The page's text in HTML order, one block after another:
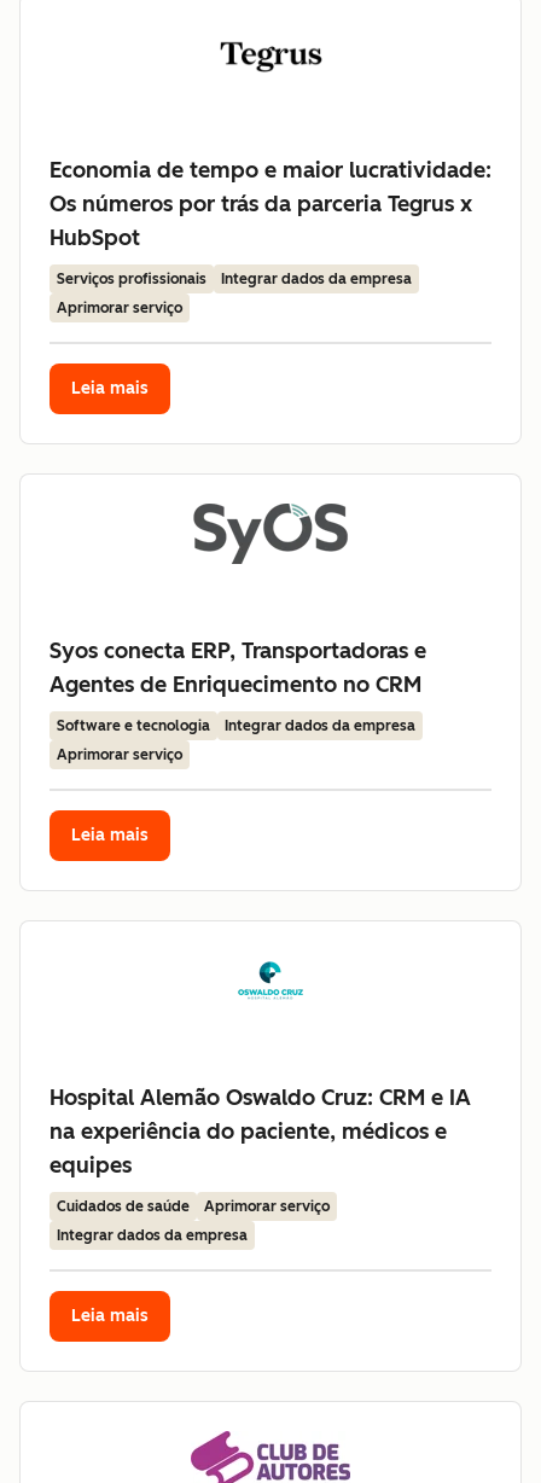
Economia de tempo e maior lucratividade:
Os números por trás da parceria Tegrus x
HubSpot
Serviços profissionais
Integrar dados da empresa
Aprimorar serviço
Leia mais
Syos conecta ERP, Transportadoras e
Agentes de Enriquecimento no CRM
Software e tecnologia
Integrar dados da empresa
Aprimorar serviço
Leia mais
Hospital Alemão Oswaldo Cruz: CRM e IA
na experiência do paciente, médicos e
equipes
Cuidados de saúde
Aprimorar serviço
Integrar dados da empresa
Leia mais